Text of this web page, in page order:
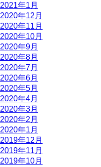
2021年1月
2020年12月
2020年11月
2020年10月
2020年9月
2020年8月
2020年7月
2020年6月
2020年5月
2020年4月
2020年3月
2020年2月
2020年1月
2019年12月
2019年11月
2019年10月